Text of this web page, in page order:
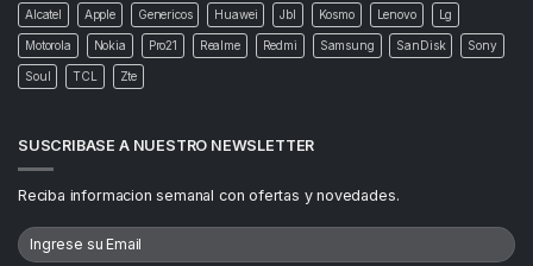
Alcatel Apple Genericos Huawei Jbl Kosmo Lenovo Lg
Motorola Nokia Pro21 Realme Redmi Samsung SanDisk Sony
Soul TCL Zte
SUSCRIBASE A NUESTRO NEWSLETTER
Reciba informacion semanal con ofertas y novedades.